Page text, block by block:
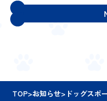
TOP>お知らせ> ドッグスポ